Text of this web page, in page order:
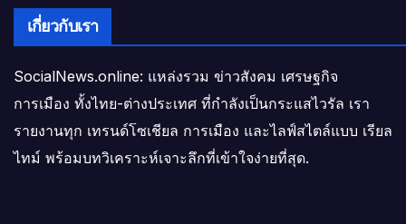
เกี่ยวกับเรา
SocialNews.online: แหล่งรวม ข่าวสังคม เศรษฐกิจ
การเมือง ทั้งไทย-ต่างประเทศ ที่กำลังเป็นกระแสไวรัล เรา
รายงานทุก เทรนด์โซเชียล การเมือง และไลฟ์สไตล์แบบ เรียล
ไทม์ พร้อมบทวิเคราะห์เจาะลึกที่เข้าใจง่ายที่สุด.